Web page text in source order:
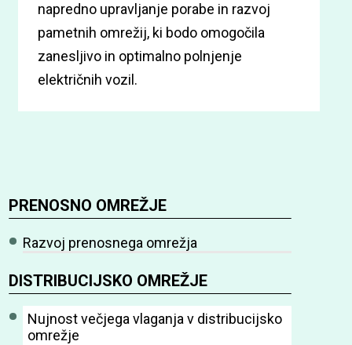
PRENOSNO OMREŽJE
Razvoj prenosnega omrežja
DISTRIBUCIJSKO OMREŽJE
Nujnost večjega vlaganja v distribucijsko
omrežje
napredno upravljanje porabe in razvoj
pametnih omrežij, ki bodo omogočila
zanesljivo in optimalno polnjenje
električnih vozil.